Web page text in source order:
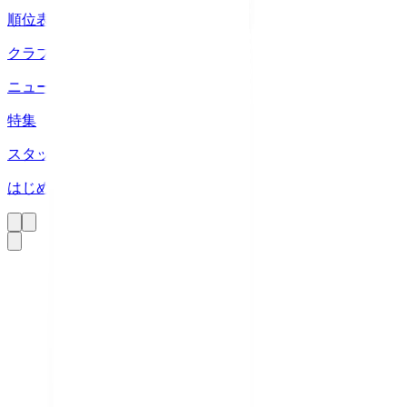
順位表
クラブ
ニュース
特集
スタッツ
はじめての方へ